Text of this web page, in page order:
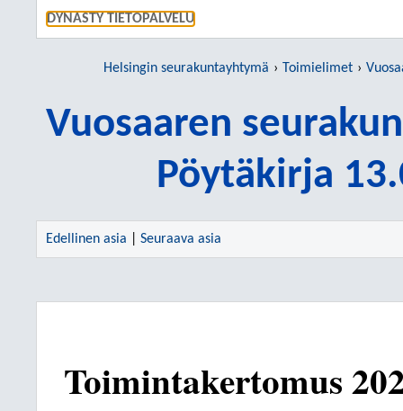
DYNASTY TIETOPALVELU
Helsingin seurakuntayhtymä Toimielimet
Vuosaaren
Pöytäkirja
Edellinen asia Seuraava asia
Toimintakertomus